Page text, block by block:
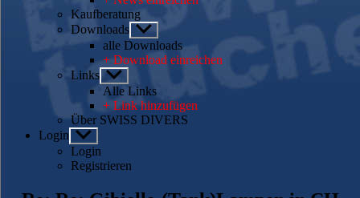
Kaufberatung
Downloads Untermenü
anzeigen
alle Downloads
+ Download einreichen
Links Untermenü
anzeigen
Alle Links
+ Link hinzufügen
Über SWISS DIVERS
Login Untermenü
anzeigen
Login
Registrieren